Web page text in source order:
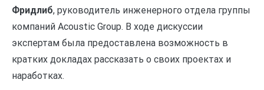
Фридлиб, руководитель инженерного отдела группы
компаний Acoustic Group. В ходе дискуссии
экспертам была предоставлена возможность в
кратких докладах рассказать о своих проектах и
наработках.